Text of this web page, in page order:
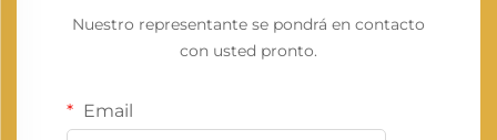
Nuestro representante se pondrá en contacto
con usted pronto.
Email